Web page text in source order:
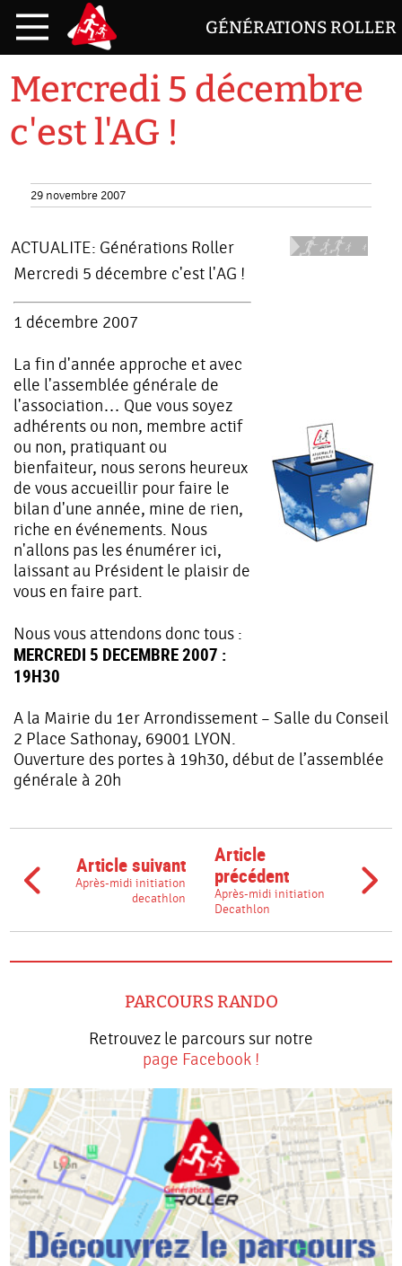
GÉNÉRATIONS ROLLER
Mercredi 5 décembre
c'est l'AG !
29 novembre 2007
ACTUALITE: Générations Roller
Mercredi 5 décembre c'est l'AG !
1 décembre 2007
La fin d'année approche et avec
elle l'assemblée générale de
l'association… Que vous soyez
adhérents ou non, membre actif
ou non, pratiquant ou
bienfaiteur, nous serons heureux
de vous accueillir pour faire le
bilan d'une année, mine de rien,
riche en événements. Nous
n'allons pas les énumérer ici,
laissant au Président le plaisir de
vous en faire part.
Nous vous attendons donc tous :
MERCREDI 5 DECEMBRE 2007 :
19H30
A la Mairie du 1er Arrondissement – Salle du Conseil
2 Place Sathonay, 69001 LYON.
Ouverture des portes à 19h30, début de l’assemblée
générale à 20h
Article suivant
Après-midi initiation
decathlon
Article
précédent
Après-midi initiation
Decathlon
PARCOURS RANDO
Retrouvez le parcours sur notre
page Facebook !